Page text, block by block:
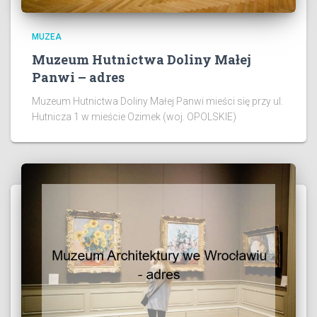
MUZEA
Muzeum Hutnictwa Doliny Małej
Panwi – adres
Muzeum Hutnictwa Doliny Małej Panwi mieści się przy ul.
Hutnicza 1 w mieście Ozimek (woj. OPOLSKIE)